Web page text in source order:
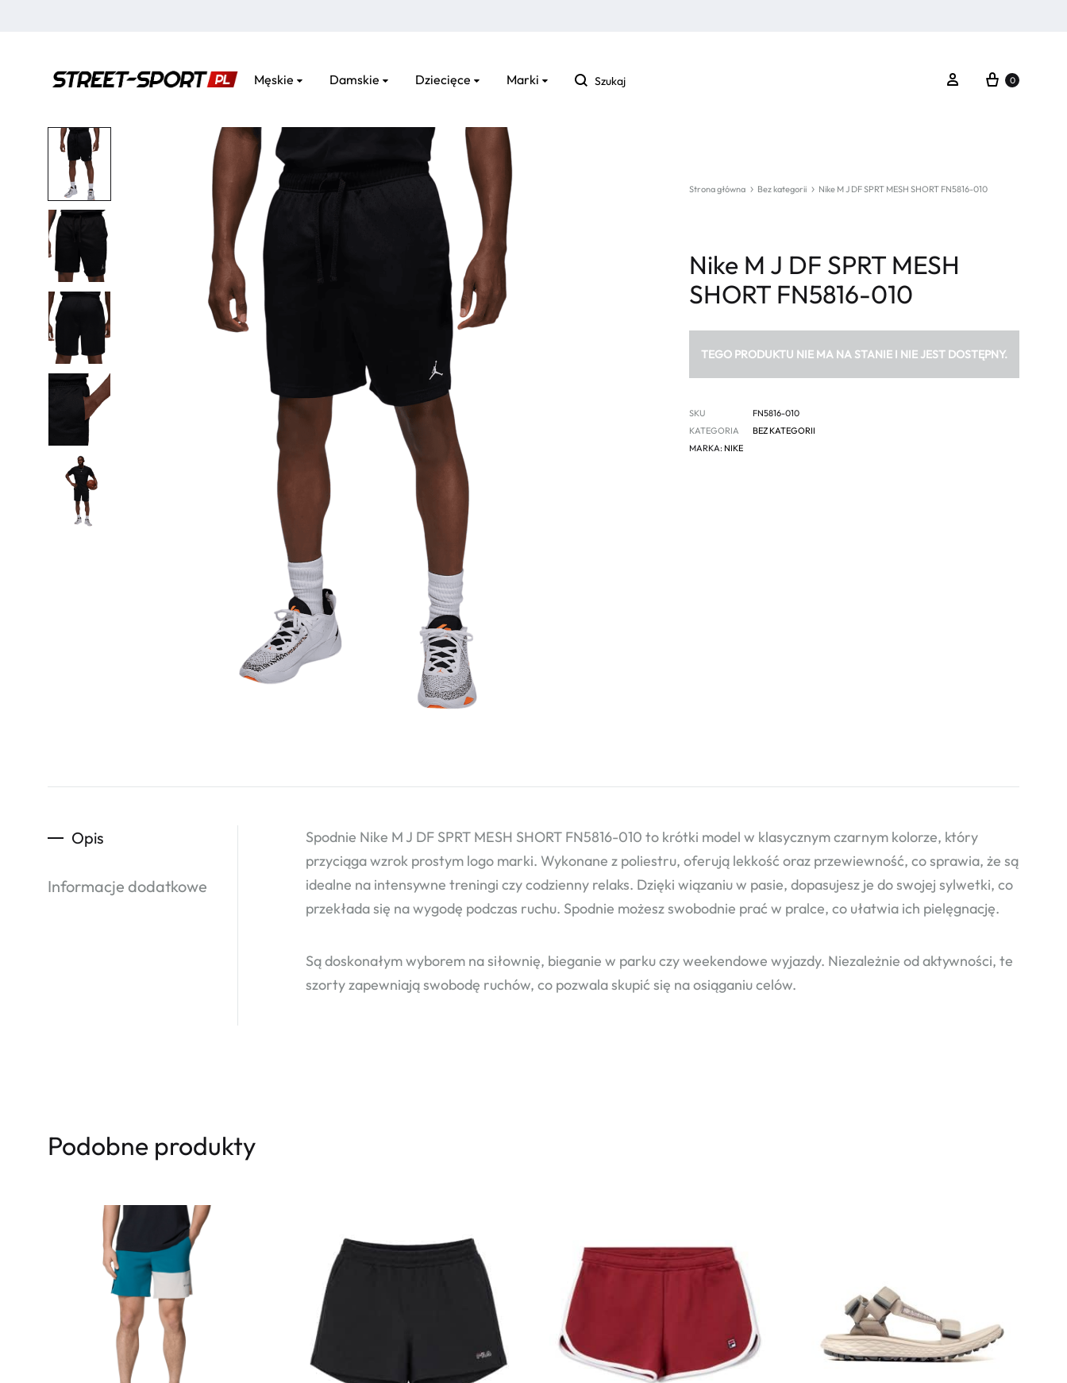
sport.pl
Męskie Damskie Dziecięce Marki Szukaj Zaloguj sięKoszyk
0
Strona główna Bez kategorii Nike M J DF SPRT MESH SHORT FN5816-010
Nike M J DF SPRT MESH
SHORT FN5816-010
TEGO PRODUKTU NIE MA NA STANIE I NIE JEST DOSTĘPNY.
SKU
FN5816-010
KATEGORIA
BEZ KATEGORII
MARKA: NIKE
Opis
Informacje dodatkowe
Spodnie Nike M J DF SPRT MESH SHORT FN5816-010 to krótki model w klasycznym czarnym kolorze, który
przyciąga wzrok prostym logo marki. Wykonane z poliestru, oferują lekkość oraz przewiewność, co sprawia, że są
idealne na intensywne treningi czy codzienny relaks. Dzięki wiązaniu w pasie, dopasujesz je do swojej sylwetki, co
przekłada się na wygodę podczas ruchu. Spodnie możesz swobodnie prać w pralce, co ułatwia ich pielęgnację.
Są doskonałym wyborem na siłownię, bieganie w parku czy weekendowe wyjazdy. Niezależnie od aktywności, te
szorty zapewniają swobodę ruchów, co pozwala skupić się na osiąganiu celów.
Podobne produkty